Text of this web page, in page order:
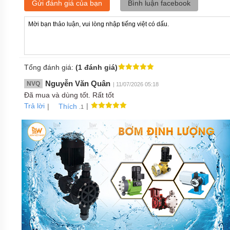
Gửi đánh giá của bạn Bình luận facebook
Tổng đánh giá: (1 đánh giá)
NVQ Nguyễn Văn Quân | 11/07/2026 05:18
Đã mua và dùng tốt. Rất tốt
Trả lời | Thích .1 |